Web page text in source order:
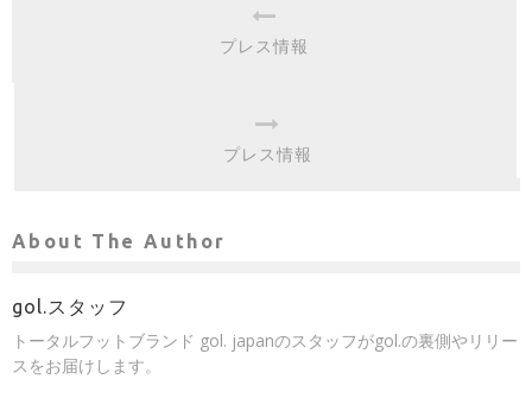
プレス情報
プレス情報
About The Author
gol.スタッフ
トータルフットブランド gol. japanのスタッフがgol.の裏側やリリー
スをお届けします。